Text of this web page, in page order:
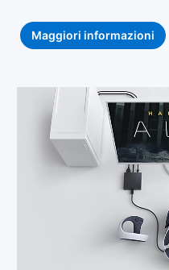
Maggiori informazioni